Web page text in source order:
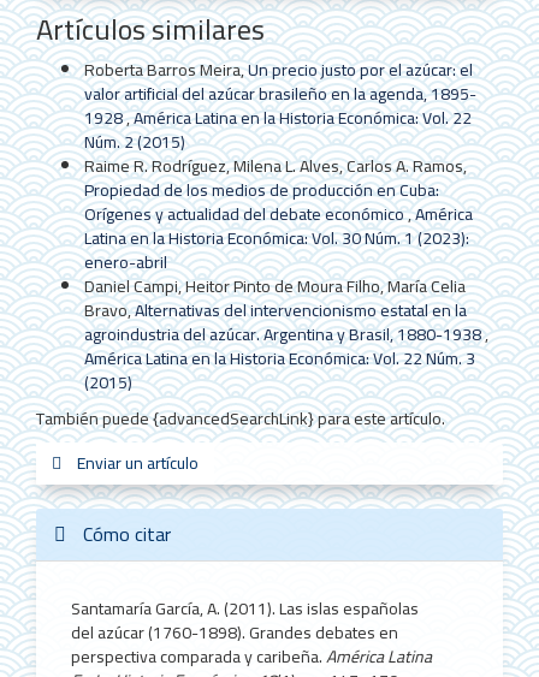
Artículos similares
Roberta Barros Meira,Un precio justo por el azúcar: el
valor artificial del azúcar brasileño en la agenda, 1895-
1928,América Latina en la Historia Económica: Vol. 22
Núm. 2 (2015)
Raime R. Rodríguez, Milena L. Alves, Carlos A. Ramos,
Propiedad de los medios de producción en Cuba:
Orígenes y actualidad del debate económico,América
Latina en la Historia Económica: Vol. 30 Núm. 1 (2023):
enero-abril
Daniel Campi, Heitor Pinto de Moura Filho, María Celia
Bravo,Alternativas del intervencionismo estatal en la
agroindustria del azúcar. Argentina y Brasil, 1880-1938,
América Latina en la Historia Económica: Vol. 22 Núm. 3
(2015)
También puede {advancedSearchLink} para este artículo.
un
artículo
Enviar un artículo
Cómo citar
Santamaría García, A. (2011). Las islas españolas
del azúcar (1760-1898). Grandes debates en
perspectiva comparada y caribeña.América Latina
redes